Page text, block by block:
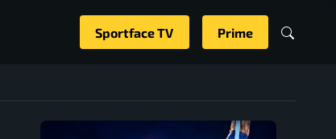
Sportface TV Prime